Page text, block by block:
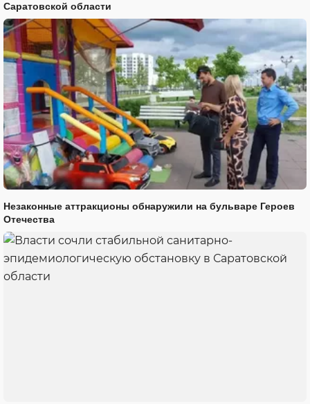
Саратовской области
Незаконные аттракционы обнаружили на бульваре Героев
Отечества